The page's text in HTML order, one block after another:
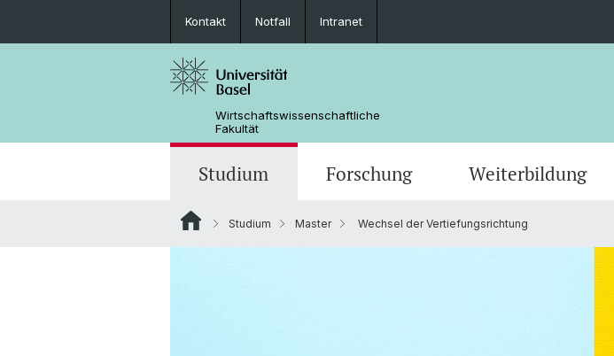
Kontakt Notfall Intranet
Wirtschaftswissenschaftliche
Fakultät
Studium Forschung Weiterbildung
Studium Master Wechsel der Vertiefungsrichtung